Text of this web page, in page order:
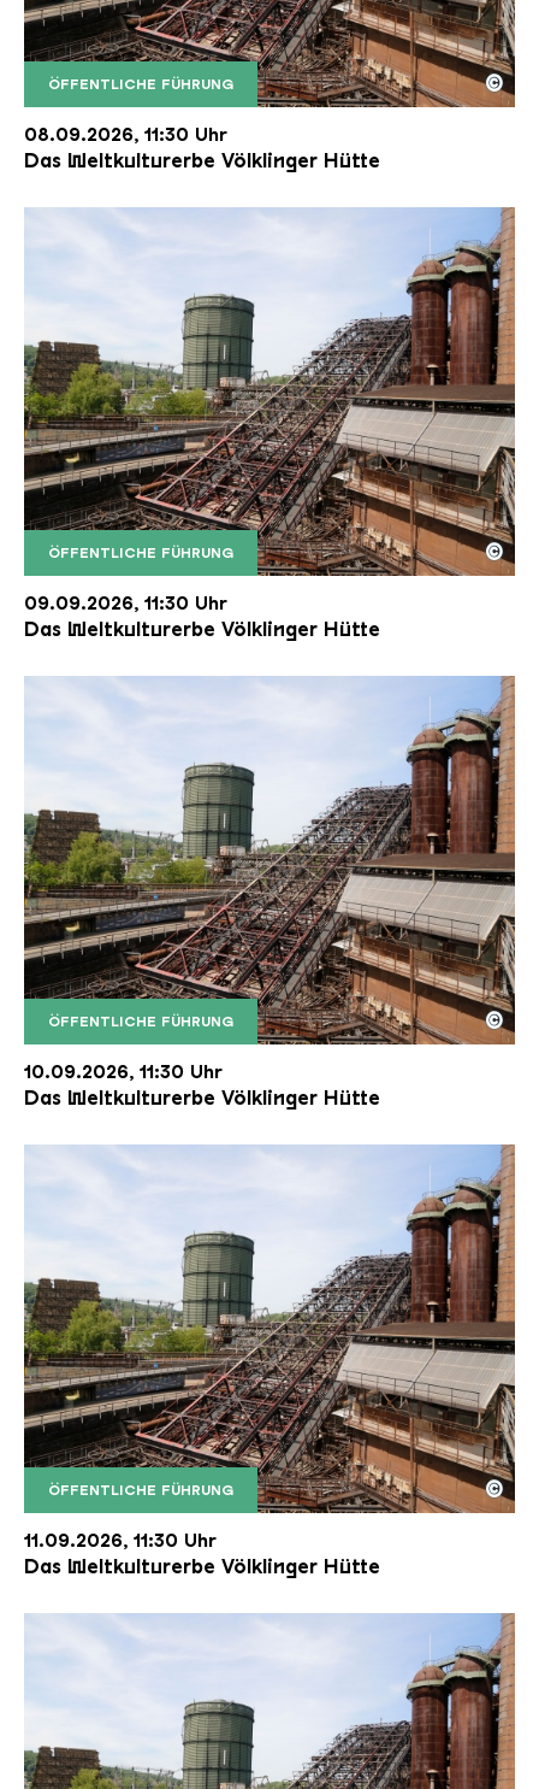
ÖFFENTLICHE FÜHRUNG
Der Erzschrägaufzug der Völklinger Hütte mit
Copyright: Weltkulturerbe Völklinger Hütte | Karl
©
08.09.2026, 11:30 Uhr
Das Weltkulturerbe Völklinger Hütte
ÖFFENTLICHE FÜHRUNG
Der Erzschrägaufzug der Völklinger Hütte mit
Copyright: Weltkulturerbe Völklinger Hütte | Karl
©
09.09.2026, 11:30 Uhr
Das Weltkulturerbe Völklinger Hütte
ÖFFENTLICHE FÜHRUNG
Der Erzschrägaufzug der Völklinger Hütte mit
Copyright: Weltkulturerbe Völklinger Hütte | Karl
©
10.09.2026, 11:30 Uhr
Das Weltkulturerbe Völklinger Hütte
ÖFFENTLICHE FÜHRUNG
Der Erzschrägaufzug der Völklinger Hütte mit
Copyright: Weltkulturerbe Völklinger Hütte | Karl
©
11.09.2026, 11:30 Uhr
Das Weltkulturerbe Völklinger Hütte